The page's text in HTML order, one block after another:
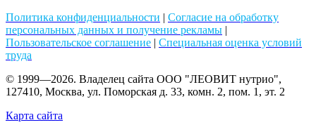
Политика конфиденциальности | Согласие на обработку
персональных данных и получение рекламы |
Пользовательское соглашение | Специальная оценка условий
труда
© 1999—2026. Владелец сайта ООО "ЛЕОВИТ нутрио",
127410, Москва, ул. Поморская д. 33, комн. 2, пом. 1, эт. 2
Карта сайта